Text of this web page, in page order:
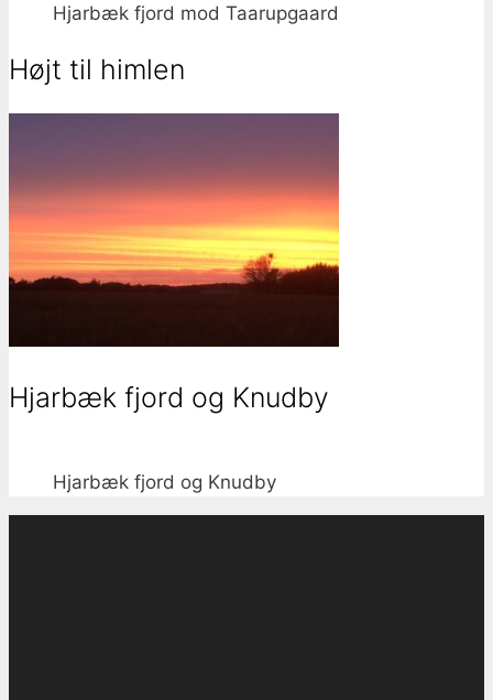
Hjarbæk fjord mod Taarupgaard
Højt til himlen
Hjarbæk fjord og Knudby
Hjarbæk fjord og Knudby